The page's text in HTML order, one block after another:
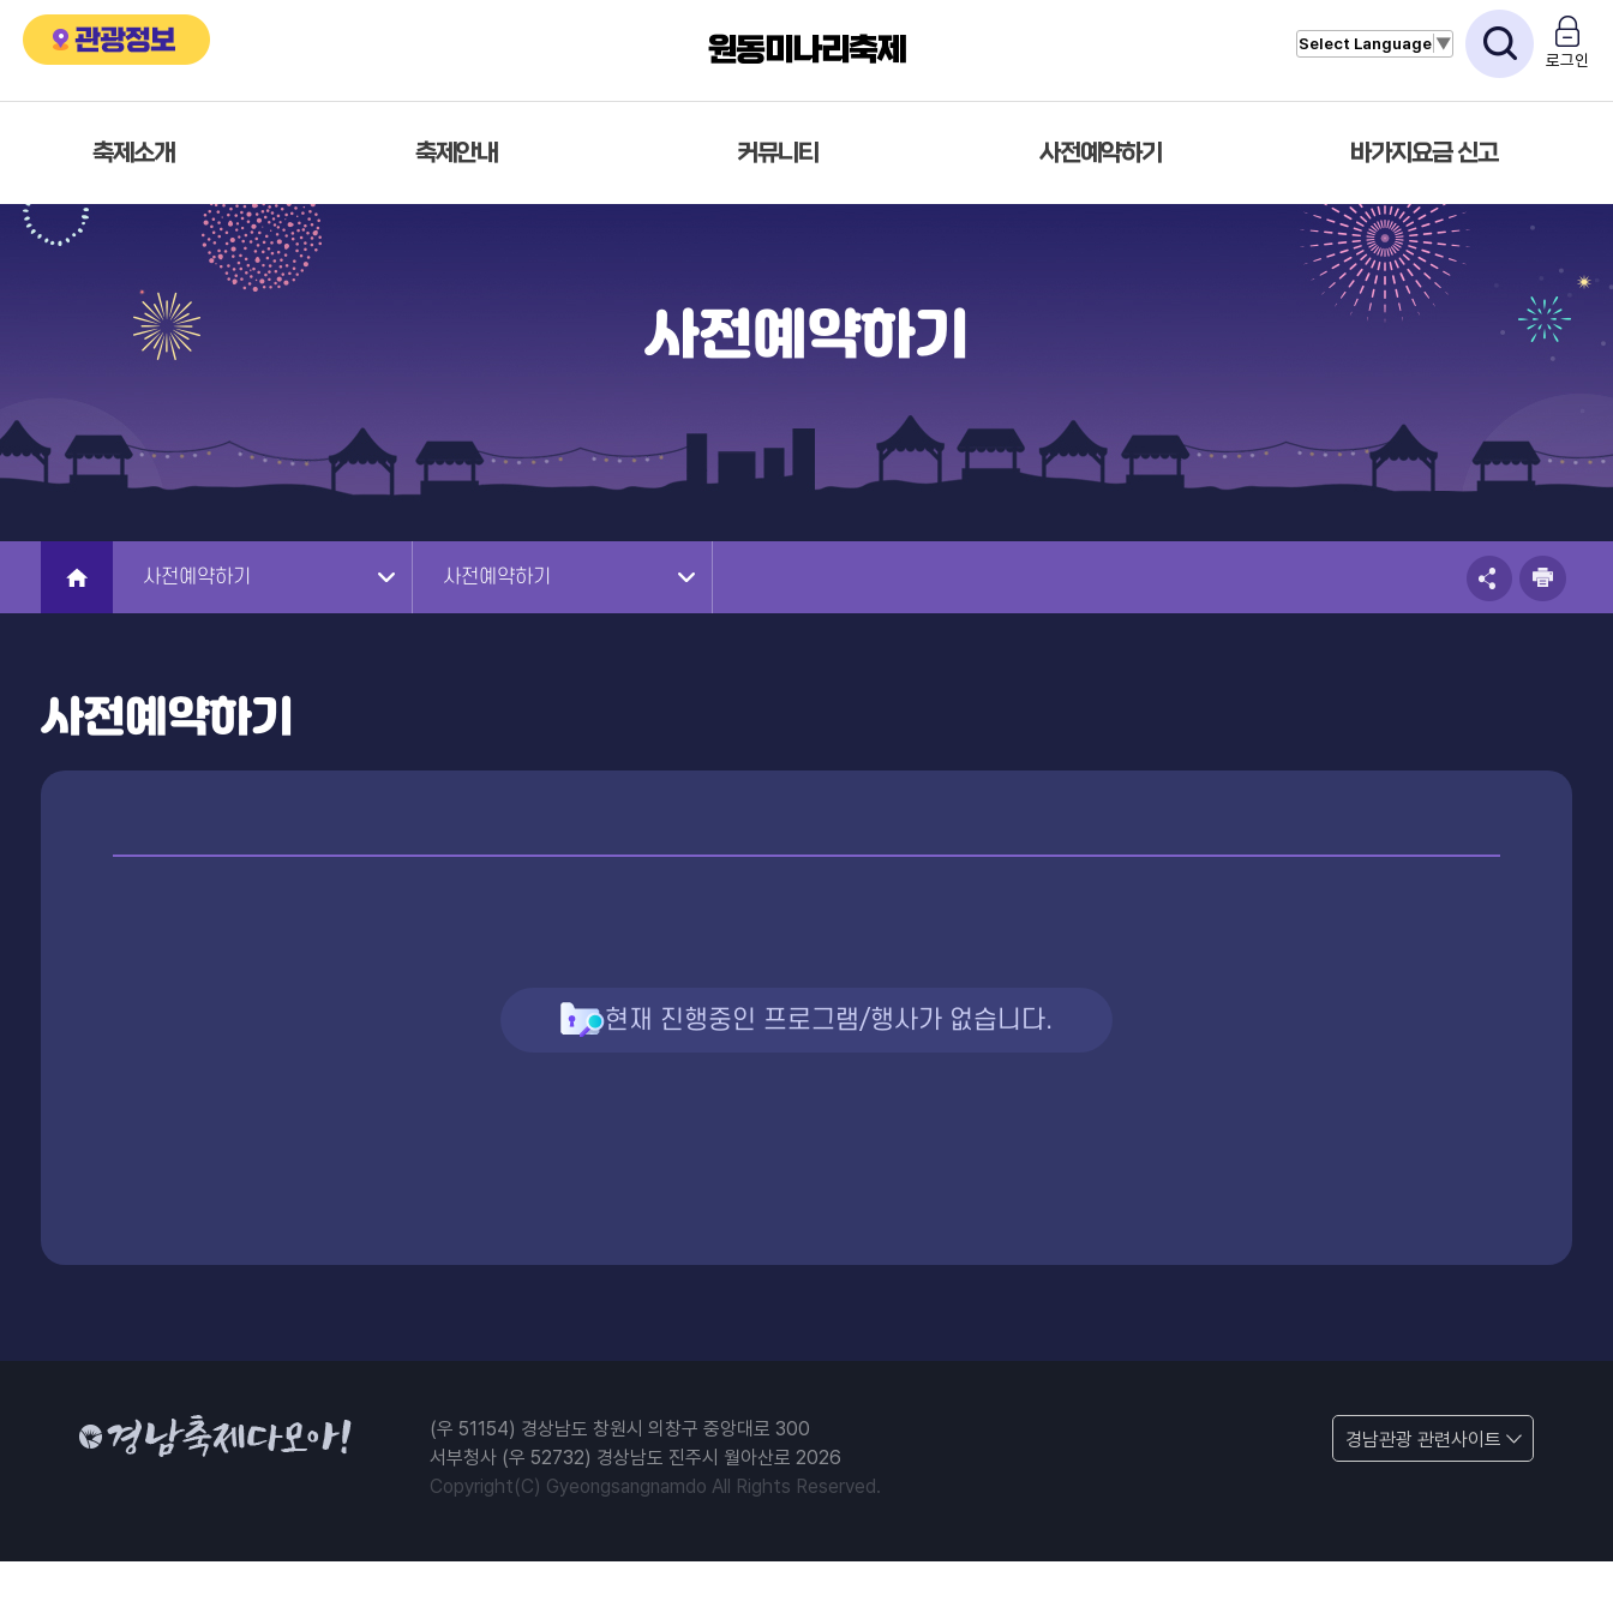
원동미나리축제
축제소개
축제연혁
축제안내
찾아오시는길
커뮤니티
사진게시판
영상게시판
자유게시판
참석후기
설문조사
사전예약하기 바가지요금 신고
바가지요금 신고
Select Language ▼
로그인
사전예약하기
사전예약하기 사전예약하기
사전예약하기
현재 진행중인 프로그램/행사가 없습니다.
(우 51154) 경상남도 창원시 의창구 중앙대로 300
서부청사 (우 52732) 경상남도 진주시 월아산로 2026
Copyright(C) Gyeongsangnamdo All Rights Reserved.